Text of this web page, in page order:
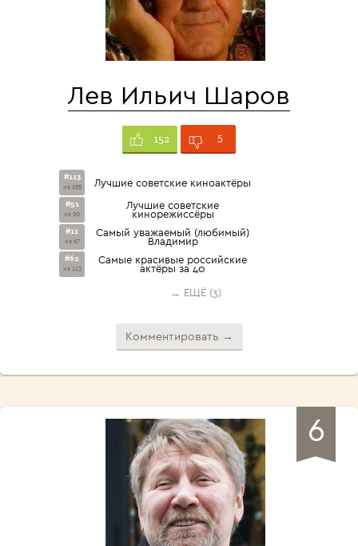
Лев Ильич Шаров
152 5
#113
из 295 Лучшие советские киноактёры
#51
из 90
Лучшие советские
кинорежиссёры
#11
из 67
Самый уважаемый (любимый)
Владимир
#62
из 113
Самые красивые российские
актёры за 40
→ ЕЩЁ (3)
Комментировать →
6